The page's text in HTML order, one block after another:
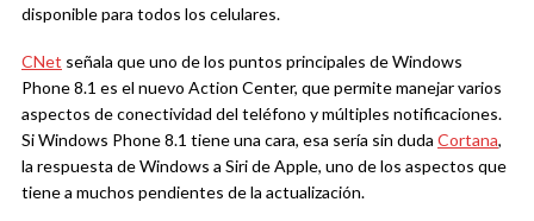
disponible para todos los celulares.
CNet señala que uno de los puntos principales de Windows
Phone 8.1 es el nuevo Action Center, que permite manejar varios
aspectos de conectividad del teléfono y múltiples notificaciones.
Si Windows Phone 8.1 tiene una cara, esa sería sin duda Cortana,
la respuesta de Windows a Siri de Apple, uno de los aspectos que
tiene a muchos pendientes de la actualización.